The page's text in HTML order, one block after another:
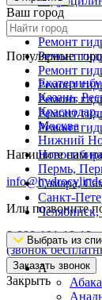
Ремонт
Ремонт
Ремонт
Ремонт
Ремонт
Ремонт
Ремонт
Ремонт
Напишите нам
Или позвоните
8-800-101-19-19
(звонок
Заказать звонок
Закрыть
Ваш город
Популярные
Казань,
Москва
Нижний
Пермь,
Самара,
Санкт-
Челябинск,
Выбрать из
А